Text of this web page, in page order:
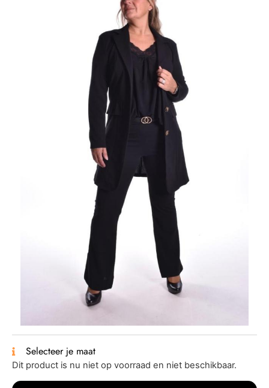
Selecteer je maat
Dit product is nu niet op voorraad en niet beschikbaar.